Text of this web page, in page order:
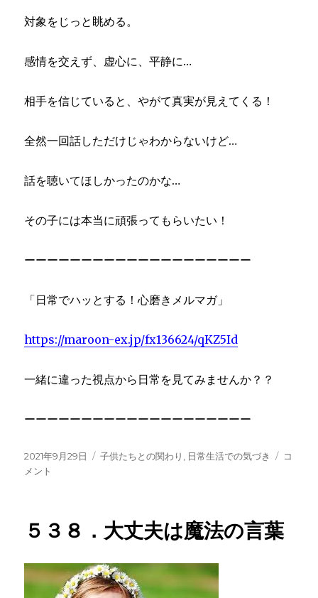
対象をじっと眺める。
感情を交えず、虚心に、平静に…
相手を信じていると、やがて真実が見えてくる！
全然一回話しただけじゃわからないけど…
話を聴いてほしかったのかな…
その子には本当に頑張ってもらいたい！
ーーーーーーーーーーーーーーーーーーーー
「日常でハッとする！心磨きメルマガ」
https://maroon-ex.jp/fx136624/qKZ5Id
一緒に違った視点から日常を見てみませんか？？
ーーーーーーーーーーーーーーーーーーーー
投
稿
2021年9月29日
カ
子供たちとの関わり 日常生活での気づき
５
を
コ
メント
５３８．大丈夫は魔法の言葉